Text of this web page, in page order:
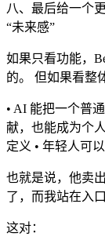
八、最后给一个
“未来感”
如果只看功能，
的。 但如果看整
• AI 能把一个普
献，也能成为个
定义 • 年轻人可
也就是说，他卖
了，而我站在入
这对：